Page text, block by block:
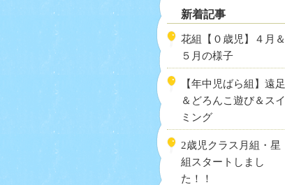
新着記事
花組【０歳児】４月＆
５月の様子
【年中児ばら組】遠足
＆どろんこ遊び＆スイ
ミング
2歳児クラス月組・星
組スタートしまし
た！！